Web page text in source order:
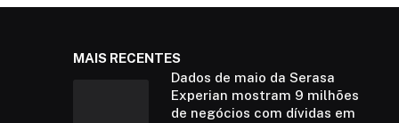
MAIS RECENTES
Dados de maio da Serasa
Experian mostram 9 milhões
de negócios com dívidas em